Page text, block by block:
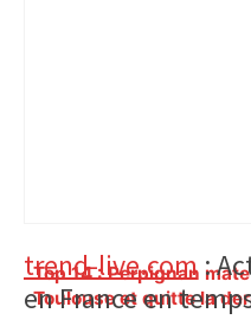
Top 14 : Perpignan
Toulouse et quitte la
Primary
Sidebar
trend-live.com:
en France en